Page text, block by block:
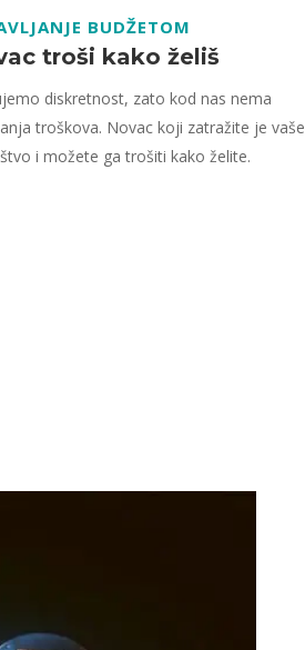
BUDŽETOM
troši kako želiš
diskretnost, zato kod nas nema
troškova. Novac koji zatražite je vaše
i možete ga trošiti kako želite.